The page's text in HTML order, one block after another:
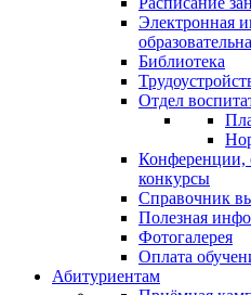
Электронная
Библиотека
Отдел
Конференции,
конкурсы
Справочник
Полезная
Фотогалерея
Оплата
Абитуриентам